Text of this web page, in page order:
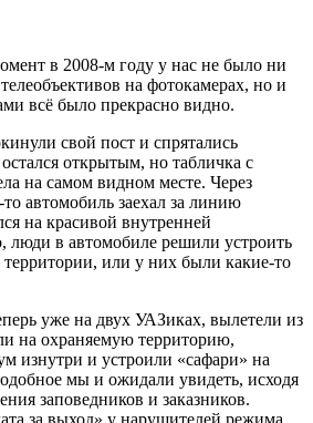
в 2008-м году у нас не было ни
на фотокамерах, но и
всё было прекрасно видно.
свой пост и спрятались
открытым, но табличка с
на самом видном месте. Через
автомобиль заехал за линию
на красивой внутренней
люди в автомобиле решили устроить
или у них были какие-то
уже на двух УАЗиках, вылетели из
на охраняемую территорию,
изнутри и устроили «сафари» на
мы и ожидали увидеть, исходя
заповедников и заказников.
за выход» у нарушителей режима